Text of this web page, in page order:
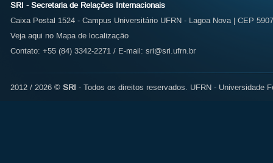
SRI - Secretaria de Relações Internacionais
Caixa Postal 1524 - Campus Universitário UFRN - Lagoa Nova | CEP
Veja aqui no Mapa de localização
Contato: +55 (84) 3342-2271 / E-mail: sri@sri.ufrn.br
2012 / 2026 © SRI - Todos os direitos reservados. UFRN - Universidade